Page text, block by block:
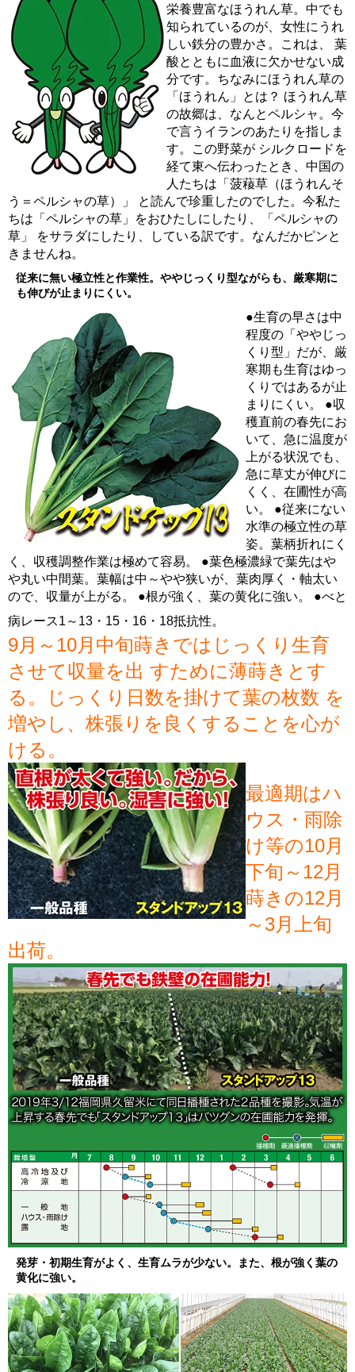
栄養豊富なほうれん草。中でも
知られているのが、女性にうれ
しい鉄分の豊かさ。これは、 葉
酸とともに血液に欠かせない成
分です。ちなみにほうれん草の
「ほうれん」とは？ ほうれん草
の故郷は、なんとペルシャ。今
で言うイランのあたりを指しま
す。この野菜が シルクロードを
経て東へ伝わったとき、中国の
人たちは「菠薐草（ほうれんそ
う＝ペルシャの草）」 と読んで珍重したのでした。今私た
ちは「ペルシャの草」をおひたしにしたり、「ペルシャの
草」 をサラダにしたり、している訳です。なんだかピンと
きませんね。
従来に無い極立性と作業性。ややじっくり型ながらも、厳寒期に
も伸びが止まりにくい。
●生育の早さは中
程度の「ややじっ
くり型」だが、厳
寒期も生育はゆっ
くりではあるが止
まりにくい。 ●収
穫直前の春先にお
いて、急に温度が
上がる状況でも、
急に草丈が伸びに
くく、在圃性が高
い。 ●従来にない
水準の極立性の草
姿。葉柄折れにく
く、収穫調整作業は極めて容易。 ●葉色極濃緑で葉先はや
や丸い中間葉。葉幅は中～やや狭いが、葉肉厚く・軸太い
ので、収量が上がる。 ●根が強く、葉の黄化に強い。 ●べと
病レース1～13・15・16・18抵抗性。
9月～10月中旬蒔きではじっくり生育
させて収量を出 すために薄蒔きとす
る。じっくり日数を掛けて葉の枚数 を
増やし、株張りを良くすることを心が
ける。
最適期はハ
ウス・雨除
け等の10月
下旬～12月
蒔きの12月
～3月上旬
出荷。
発芽・初期生育がよく、生育ムラが少ない。また、根が強く葉の
黄化に強い。